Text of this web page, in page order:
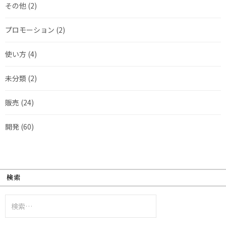
その他 (2)
プロモーション (2)
使い方 (4)
未分類 (2)
販売 (24)
開発 (60)
検索
索: